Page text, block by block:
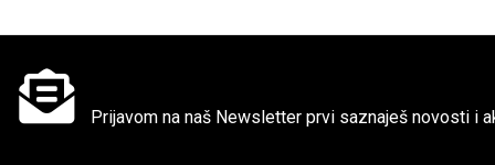
Prijavom na naš Newsletter prvi saznaješ novosti i